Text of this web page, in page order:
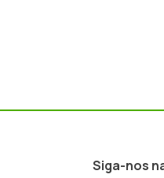
Siga-nos